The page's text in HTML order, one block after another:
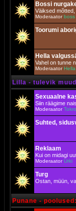
Bossi
Väiksed
Moderaatorboss
Toorumi
Hella
Vahel on tunne
Moderaator Hella
Lilla - tulevik
Sexuaalne
Siin räägime
Moderaator
Suhted,
Reklaam
Kui on midagi
ModeraatorUrki
Turg
Ostan, müün,
Punane -